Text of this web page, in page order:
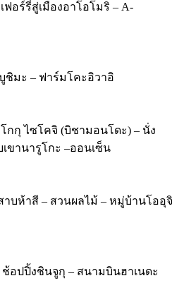
ฟอร์รี่สู่เมืองอาโอโมริ – A-
ชิมะ – ฟาร์มโคะอิวาอิ
กกุ ไซโคจิ (บิชามอนโดะ) – นั่ง
ขานารูโกะ –ออนเซ็น
บห้าสี – สวนผลไม้ – หมู่บ้านโออุจิ
ช้อปปิ้งชินจูกุ – สนามบินฮาเนดะ